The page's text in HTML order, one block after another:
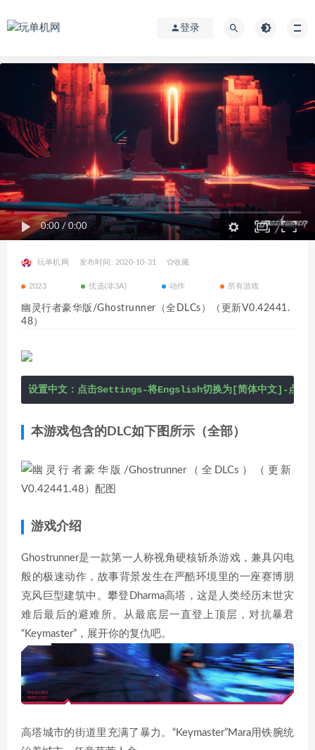
登录
0:00 / 0:00
玩单机网 发布时间: 2020-10-31 收藏
2023 优选(非3A) 动作 所有游戏
幽灵行者豪华版/Ghostrunner（全DLCs）（更新V0.42441.
48）
设置中文：点击Settings-将Engslish切换为[简体中文]-点应
本游戏包含的DLC如下图所示（全部）
游戏介绍
Ghostrunner是一款第一人称视角硬核斩杀游戏，兼具闪电
般的极速动作，故事背景发生在严酷环境里的一座赛博朋
克风巨型建筑中。攀登Dharma高塔，这是人类经历末世灾
难后最后的避难所。从最底层一直登上顶层，对抗暴君
“Keymaster”，展开你的复仇吧。
高塔城市的街道里充满了暴力。“Keymaster”Mara用铁腕统